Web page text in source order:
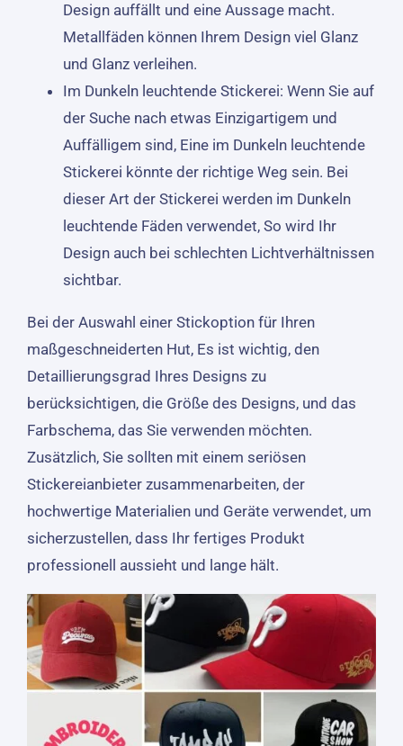
Design auffällt und eine Aussage macht.
Metallfäden können Ihrem Design viel Glanz
und Glanz verleihen.
Im Dunkeln leuchtende Stickerei: Wenn Sie auf
der Suche nach etwas Einzigartigem und
Auffälligem sind, Eine im Dunkeln leuchtende
Stickerei könnte der richtige Weg sein. Bei
dieser Art der Stickerei werden im Dunkeln
leuchtende Fäden verwendet, So wird Ihr
Design auch bei schlechten Lichtverhältnissen
sichtbar.
Bei der Auswahl einer Stickoption für Ihren
maßgeschneiderten Hut, Es ist wichtig, den
Detaillierungsgrad Ihres Designs zu
berücksichtigen, die Größe des Designs, und das
Farbschema, das Sie verwenden möchten.
Zusätzlich, Sie sollten mit einem seriösen
Stickereianbieter zusammenarbeiten, der
hochwertige Materialien und Geräte verwendet, um
sicherzustellen, dass Ihr fertiges Produkt
professionell aussieht und lange hält.